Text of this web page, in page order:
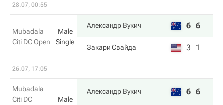
28.07, 00:55
Mubadala
Citi DC Open
Male
Single
Александр Вукич 6 6
Закари Свайда 3 1
26.07, 17:05
Mubadala
Citi DC
Male
Александр Вукич 6 6